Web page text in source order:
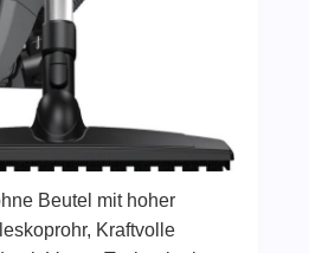
Beutel mit hoher
Kraftvolle